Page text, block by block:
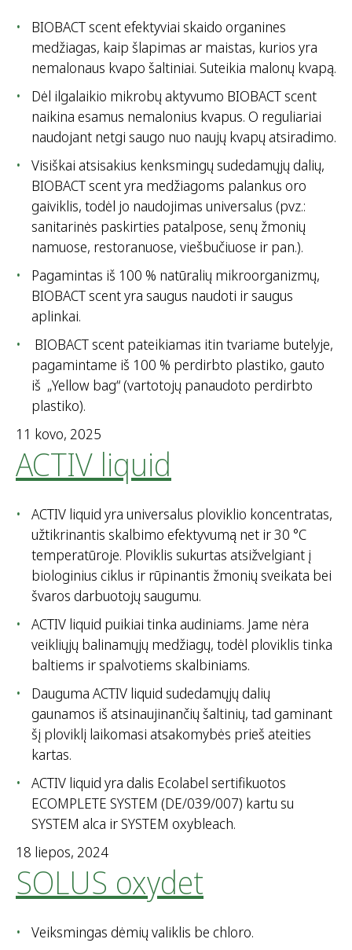
BIOBACT scent efektyviai skaido organines
medžiagas, kaip šlapimas ar maistas, kurios yra
nemalonaus kvapo šaltiniai. Suteikia malonų kvapą.
Dėl ilgalaikio mikrobų aktyvumo BIOBACT scent
naikina esamus nemalonius kvapus. O reguliariai
naudojant netgi saugo nuo naujų kvapų atsiradimo.
Visiškai atsisakius kenksmingų sudedamųjų dalių,
BIOBACT scent yra medžiagoms palankus oro
gaiviklis, todėl jo naudojimas universalus (pvz.:
sanitarinės paskirties patalpose, senų žmonių
namuose, restoranuose, viešbučiuose ir pan.).
Pagamintas iš 100 % natūralių mikroorganizmų,
BIOBACT scent yra saugus naudoti ir saugus
aplinkai.
BIOBACT scent pateikiamas itin tvariame butelyje,
pagamintame iš 100 % perdirbto plastiko, gauto
iš „Yellow bag“ (vartotojų panaudoto perdirbto
plastiko).
11 kovo, 2025
ACTIV liquid
ACTIV liquid yra universalus ploviklio koncentratas,
užtikrinantis skalbimo efektyvumą net ir 30 °C
temperatūroje. Ploviklis sukurtas atsižvelgiant į
biologinius ciklus ir rūpinantis žmonių sveikata bei
švaros darbuotojų saugumu.
ACTIV liquid puikiai tinka audiniams. Jame nėra
veikliųjų balinamųjų medžiagų, todėl ploviklis tinka
baltiems ir spalvotiems skalbiniams.
Dauguma ACTIV liquid sudedamųjų dalių
gaunamos iš atsinaujinančių šaltinių, tad gaminant
šį ploviklį laikomasi atsakomybės prieš ateities
kartas.
ACTIV liquid yra dalis Ecolabel sertifikuotos
ECOMPLETE SYSTEM (DE/039/007) kartu su
SYSTEM alca ir SYSTEM oxybleach.
18 liepos, 2024
SOLUS oxydet
Veiksmingas dėmių valiklis be chloro.